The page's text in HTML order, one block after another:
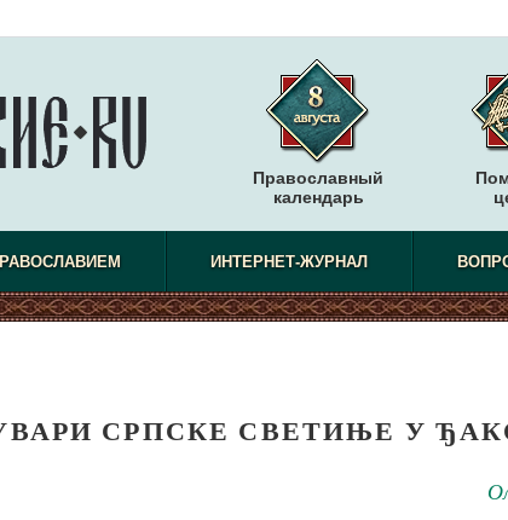
Православный
календарь
ИНТЕРНЕТ-ЖУРНАЛ
СРПСКЕ СВЕТИЊЕ У